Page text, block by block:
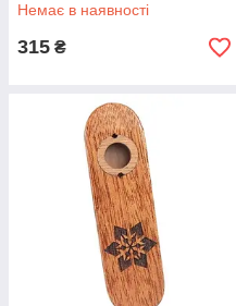
Немає в наявності
315 ₴